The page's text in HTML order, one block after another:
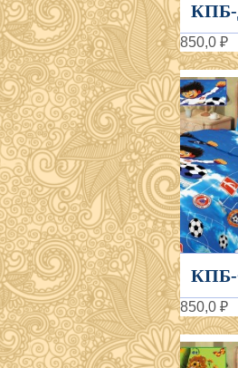
КПБ-
850,0 ₽
КПБ-
850,0 ₽